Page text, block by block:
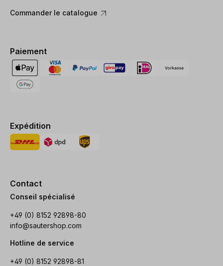
Commander le catalogue
Paiement
Expédition
Contact
Conseil spécialisé
+49 (0) 8152 92898-80
info@sautershop.com
Hotline de service
+49 (0) 8152 92898-81